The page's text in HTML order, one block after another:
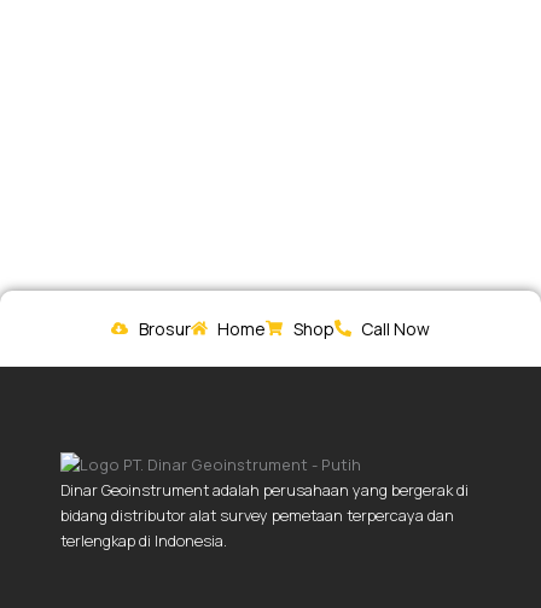
Brosur Home Shop Call Now
Dinar Geoinstrument adalah perusahaan yang bergerak di
bidang distributor alat survey pemetaan terpercaya dan
terlengkap di Indonesia.